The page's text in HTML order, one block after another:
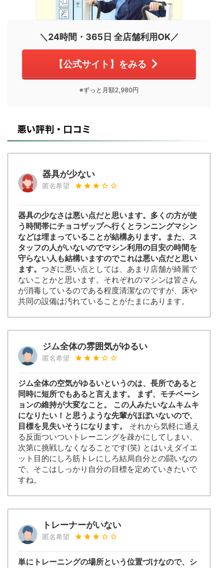
＼24時間・365日 全店舗利用OK／
【公式サイト】をみる
※ずっと月額2,980円
悪い評判・口コミ
器具が少ない
匿名希望
器具の少なさは悪い点だと思います。多くの方が使
う時間帯にチョコザップへ行くとランニングマシン
などは埋まっていることが結構あります。また、ス
タッフの人がいないのでマシン利用の目安の時間を
守らない人も結構いますのでこれは悪い点だと思い
ます。 つぎに悪い点としては、あまり店舗が綺麗で
ないことかと思います。それぞれのマシンは皆さん
が消毒しているのである程度清潔なのですが、床や
共同の設備は汚れていることがたまにあります。
ジム全体の雰囲気がゆるい
匿名希望
ジム全体の空気がゆるいというのは、長所であると
同時に短所でもあると言えます。 まず、モチベーシ
ョンの維持が大変なこと。 この人みたいなムキムキ
になりたい！と思うような先輩がほぼいないので、
目標を見失いそうになります。
それから気軽に通え
る反面ついついトレーニングを疎かにしてしまい、
次第に挑戦しなくなることです(笑) とはいえダイエ
ット目的にしろ筋トレにしろ結局自分との闘いなの
で、そこはしっかり自分の目標を定めていきたいで
すね。
トレーナーがいない
匿名希望
単にトレーニングの場所という位置づけなので、シ